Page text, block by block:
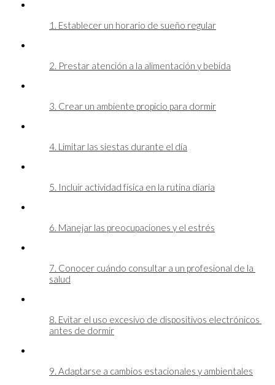
1. Establecer un horario de sueño regular
2. Prestar atención a la alimentación y bebida
3. Crear un ambiente propicio para dormir
4. Limitar las siestas durante el día
5. Incluir actividad física en la rutina diaria
6. Manejar las preocupaciones y el estrés
7. Conocer cuándo consultar a un profesional de la
salud
8. Evitar el uso excesivo de dispositivos electrónicos
antes de dormir
9. Adaptarse a cambios estacionales y ambientales